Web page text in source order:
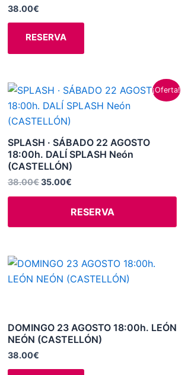
38.00€
RESERVA
se
elegir
la
página
¡Oferta!
SPLASH · SÁBADO 22 AGOSTO
18:00h. DALÍ SPLASH Neón
(CASTELLÓN)
38.00€
El
precio
original
era:
35.00€
El
actual
RESERVA
DOMINGO 23 AGOSTO 18:00h. LEÓN
NEÓN (CASTELLÓN)
38.00€
Este
producto
variantes.
Las
se